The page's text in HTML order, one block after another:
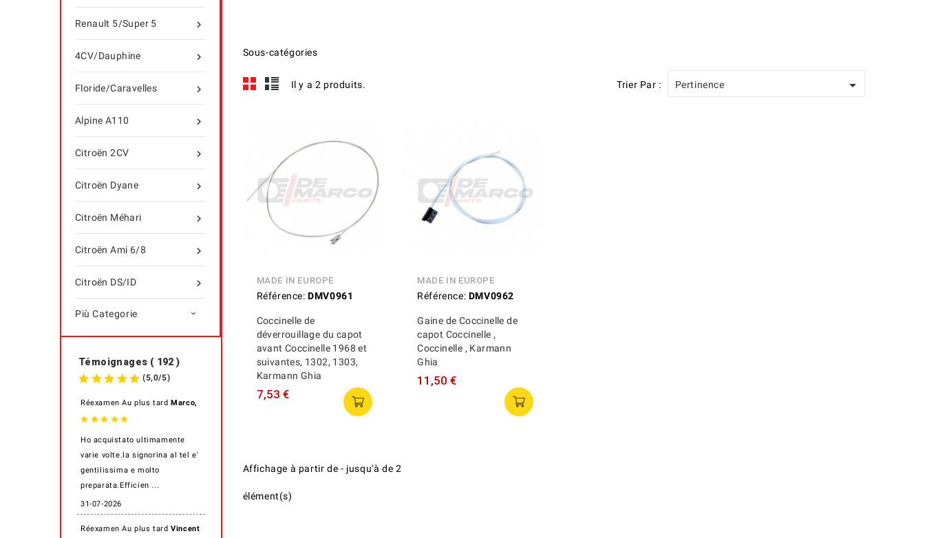

Renault 5/Super 5

4CV/Dauphine

Floride/Caravelles

Alpine A110

Citroën 2CV

Citroën Dyane

Citroën Méhari

Citroën Ami 6/8

Citroën DS/ID
Più Categorie 
Témoignages ( 192 )
(5,0/5)
Réexamen Au plus tardMarco,
Ho acquistato ultimamente
varie volte.la signorina al tel e'
gentilissima e molto
preparata.Efficien ...
31-07-2026
Réexamen Au plus tardVincent
Sous-catégories
Il y a 2 produits. Trier Par : Pertinence 
MADE IN EUROPE
Référence: DMV0961
Coccinelle de
déverrouillage du capot
avant Coccinelle 1968 et
suivantes, 1302, 1303,
Karmann Ghia
7,53 €
MADE IN EUROPE
Référence: DMV0962
Gaine de Coccinelle de
capot Coccinelle ,
Coccinelle , Karmann
Ghia
11,50 €
Affichage à partir de - jusqu'à de 2
élément(s)